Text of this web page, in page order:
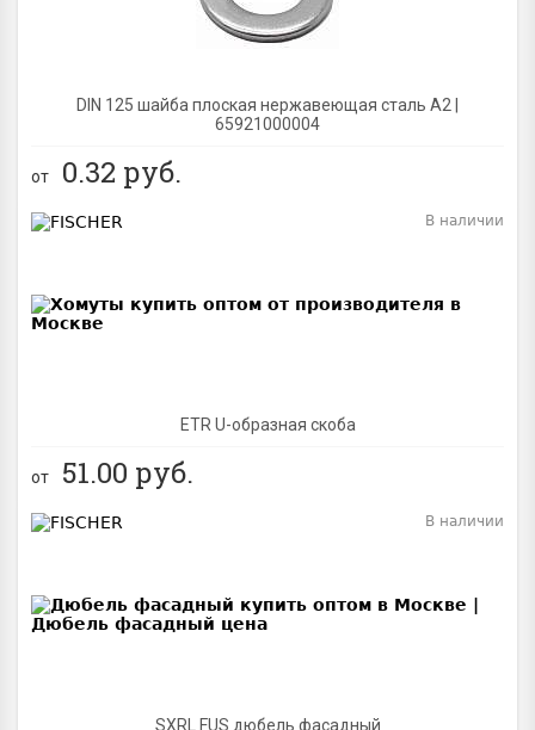
DIN 125 шайба плоская нержавеющая сталь A2 |
65921000004
от 0.32 руб.
ETR U-образная скоба
В наличии
от 51.00 руб.
SXRL FUS дюбель фасадный
В наличии